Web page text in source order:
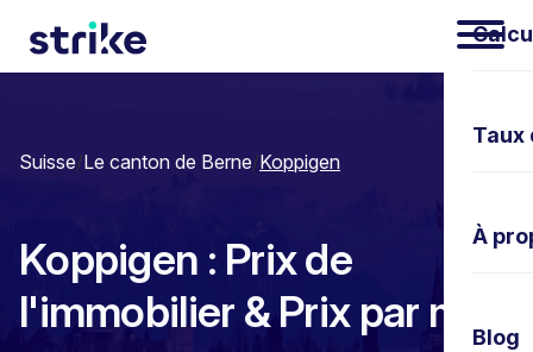
À
Blog
Suisse/Le canton de Berne/Koppigen
Koppigen : Prix de
l'immobilier & Prix par m²